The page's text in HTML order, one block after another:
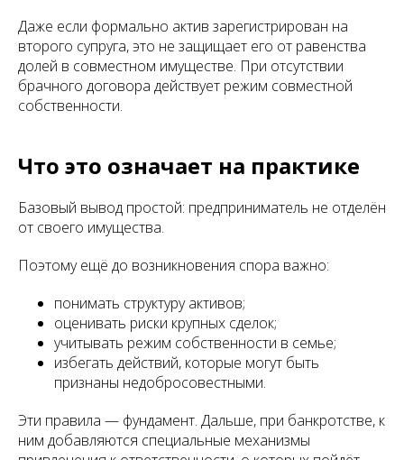
Даже если формально актив зарегистрирован на
второго супруга, это не защищает его от равенства
долей в совместном имуществе. При отсутствии
брачного договора действует режим совместной
собственности.
Что это означает на практике
Базовый вывод простой: предприниматель не отделён
от своего имущества.
Поэтому ещё до возникновения спора важно:
понимать структуру активов;
оценивать риски крупных сделок;
учитывать режим собственности в семье;
избегать действий, которые могут быть
признаны недобросовестными.
Эти правила — фундамент. Дальше, при банкротстве, к
ним добавляются специальные механизмы